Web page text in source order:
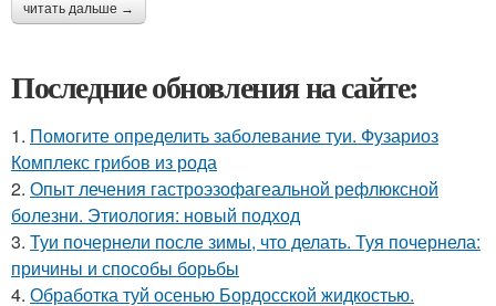
читать дальше →
Последние обновления на сайте:
1. Помогите определить заболевание туи. Фузариоз
Комплекс грибов из рода
2. Опыт лечения гастроэзофагеальной рефлюксной
болезни. Этиология: новый подход
3. Туи почернели после зимы, что делать. Туя почернела:
причины и способы борьбы
4. Обработка туй осенью Бордосской жидкостью.